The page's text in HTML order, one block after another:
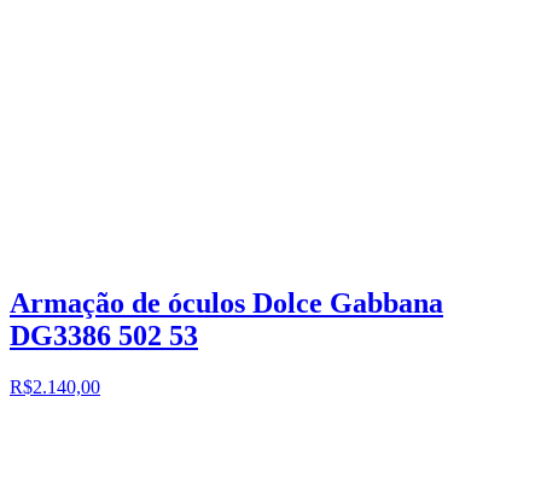
Armação de óculos Dolce Gabbana
DG3386 502 53
R$2.140,00